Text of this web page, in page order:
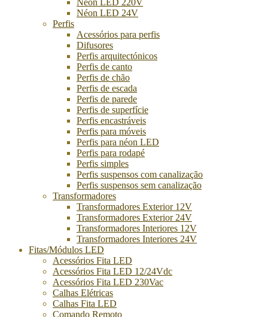
Néon LED 220V
Néon LED 24V
Perfis
Acessórios para perfis
Difusores
Perfis arquitectónicos
Perfis de canto
Perfis de chão
Perfis de escada
Perfis de parede
Perfis de superfície
Perfis encastráveis
Perfis para móveis
Perfis para néon LED
Perfis para rodapé
Perfis simples
Perfis suspensos com canalização
Perfis suspensos sem canalização
Transformadores
Transformadores Exterior 12V
Transformadores Exterior 24V
Transformadores Interiores 12V
Transformadores Interiores 24V
Fitas/Módulos LED
Acessórios Fita LED
Acessórios Fita LED 12/24Vdc
Acessórios Fita LED 230Vac
Calhas Elétricas
Calhas Fita LED
Comando Remoto